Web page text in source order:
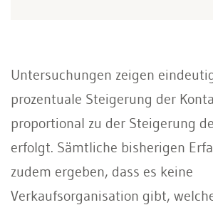
Untersuchungen zeigen
prozentuale Steigerung der
proportional zu der Steigerung
erfolgt. Sämtliche bisherigen
zudem ergeben, dass es keine
Verkaufsorganisation gibt,